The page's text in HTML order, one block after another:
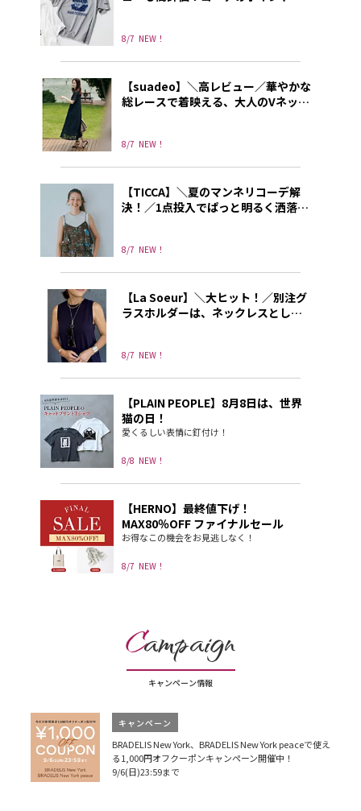
8/7 NEW！
8/7 NEW！
【suadeo】＼高レビュー／華やかな
総レースで着映える、大人のVネック
8/7 NEW！
【TICCA】＼夏のマンネリコーデ解
決！／1点投入でぱっと明るく洒落て
8/7 NEW！
【La Soeur】＼大ヒット！／別注グ
ラスホルダーは、ネックレスとして
8/8 NEW！
【PLAIN PEOPLE】8月8日は、世界
猫の日！
愛くるしい表情に釘付け！
8/7 NEW！
【HERNO】最終値下げ！
MAX80％OFF ファイナルセール
お得なこの機会をお見逃しなく！
Campaign
キャンペーン情報
キャンペーン
BRADELIS New York、BRADELIS New York peaceで使え
る1,000円オフクーポンキャンペーン開催中！
9/6(日)23:59まで